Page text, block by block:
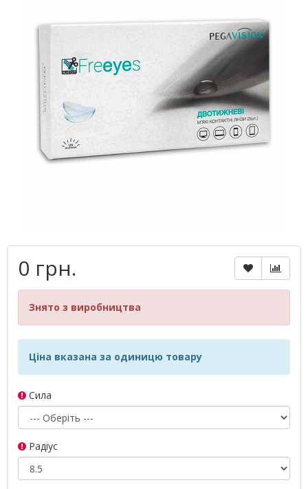
0 грн.
Знято з виробництва
Ціна вказана за одиницю товару
Сила
Радіус